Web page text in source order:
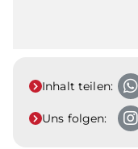
Inhalt teilen:
Uns folgen: